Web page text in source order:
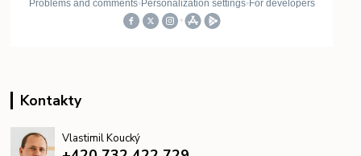
Kontakty
Vlastimil Koucký